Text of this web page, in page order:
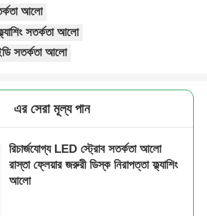
আলো
সতর্কতা আলো
সতর্কতা আলো
এর সেরা মূল্য পান
রিচার্জযোগ্য LED স্ট্রোব সতর্কতা আলো
রাস্তা ফ্লেয়ার জরুরী ডিস্ক নিরাপত্তা ফ্ল্যাশিং
আলো